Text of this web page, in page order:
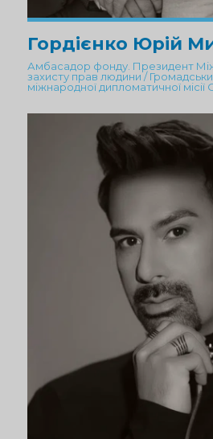
Гордієнко Юрій
Амбасадор фонду. Президент
захисту прав людини /
міжнародної дипломатичної місії